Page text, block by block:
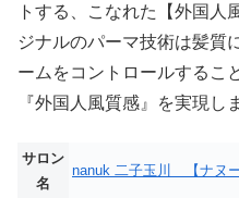
トする、こなれた【外国人
ジナルのパーマ技術は髪質
ームをコントロールするこ
『外国人風質感』を実現し
サロン
名
nanuk 二子玉川 【ナヌー